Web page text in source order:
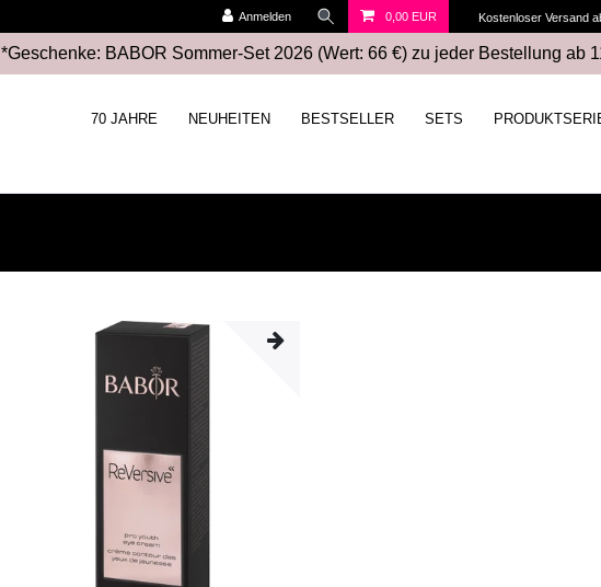
Kostenloser Versand
Anmelden 0,00 EUR
*Geschenke: BABOR Sommer-Set 2026 (Wert: 66 €) zu jeder Bestellung ab
70 JAHRE NEUHEITEN BESTSELLER SETS